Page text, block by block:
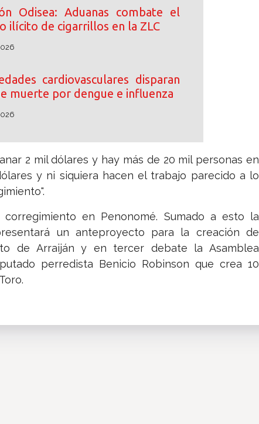
Odisea: Aduanas combate el
ilícito de cigarrillos en la ZLC
cardiovasculares disparan
muerte por dengue e influenza
2 mil dólares y hay más de 20 mil personas en
y ni siquiera hacen el trabajo parecido a lo
en Penonomé. Sumado a esto la
un anteproyecto para la creación de
de Arraiján y en tercer debate la Asamblea
perredista Benicio Robinson que crea 10